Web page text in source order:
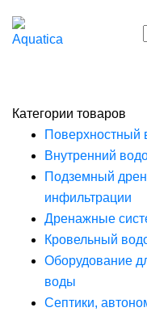
Категории товаров
Поверхностный
Внутренний
Подземный
инфильтрации
Дренажные
Кровельный
Оборудование
воды
Септики,